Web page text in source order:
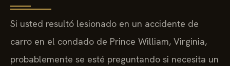
Si usted resultó lesionado en un accidente de
carro en el condado de Prince William, Virginia,
probablemente se esté preguntando si necesita un